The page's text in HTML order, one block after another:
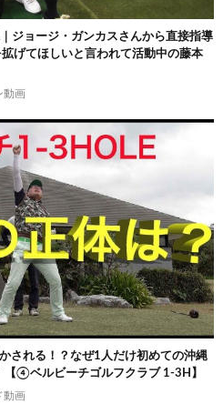
ジョージ・ガンカスさんから直接指導
げてほしいと言われて活動中の藤本
動画
される！？なぜ1人だけ初めての沖縄
【④ベルビーチゴルフクラブ 1-3H】
動画